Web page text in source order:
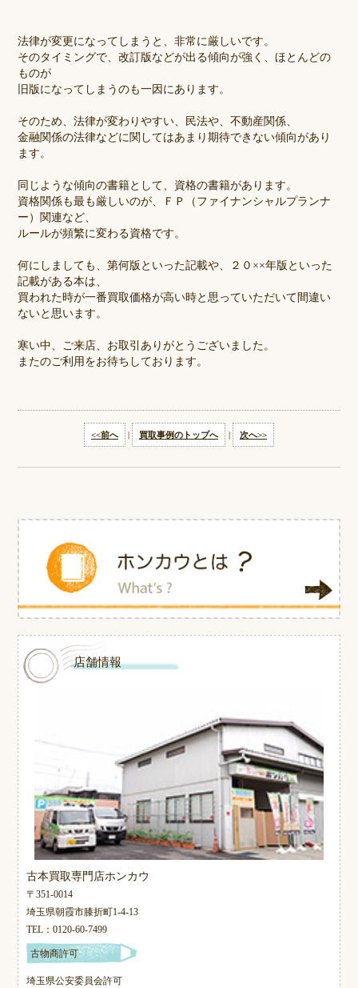
法律が変更になってしまうと、非常に厳しいです。
そのタイミングで、改訂版などが出る傾向が強く、ほとんどの
ものが
旧版になってしまうのも一因にあります。
そのため、法律が変わりやすい、民法や、不動産関係、
金融関係の法律などに関してはあまり期待できない傾向があり
ます。
同じような傾向の書籍として、資格の書籍があります。
資格関係も最も厳しいのが、ＦＰ（ファイナンシャルプランナ
ー）関連など、
ルールが頻繁に変わる資格です。
何にしましても、第何版といった記載や、２０××年版といった
記載がある本は、
買われた時が一番買取価格が高い時と思っていただいて間違い
ないと思います。
寒い中、ご来店、お取引ありがとうございました。
またのご利用をお待ちしております。
<<前へ | 買取事例のトップへ | 次へ>>
店舗情報
古本買取専門店ホンカウ
〒351-0014
埼玉県朝霞市膝折町1-4-13
TEL：0120-60-7499
古物商許可
埼玉県公安委員会許可